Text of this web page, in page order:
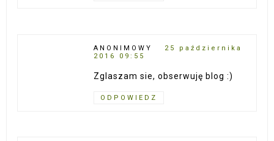
ANONIMOWY
25 października
2016 09:55
Zglaszam sie, obserwuję blog :)
ODPOWIEDZ